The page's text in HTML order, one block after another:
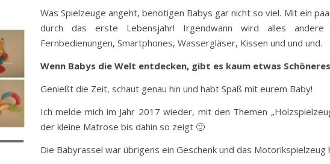
Was Spielzeuge angeht, benötigen Babys gar nicht so viel. Mit ein
durch das erste Lebensjahr! Irgendwann wird alles andere
Fernbedienungen, Smartphones, Wassergläser, Kissen und und und.
Wenn Babys die Welt entdecken, gibt es kaum etwas
Genießt die Zeit, schaut genau hin und habt Spaß mit eurem Baby!
Ich melde mich im Jahr 2017 wieder, mit den Themen
der kleine Matrose bis dahin so zeigt 🙂
Die Babyrassel war übrigens ein Geschenk und das